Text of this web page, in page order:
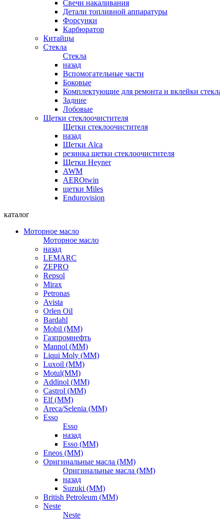
Свечи накаливания
Детали топливной аппаратуры
Форсунки
Карбюратор
Китайцы
Стекла
Стекла
назад
Вспомогательные части
Боковые
Комплектующие для ремонта и вклейки
Задние
Лобовые
Щетки стеклоочистителя
Щетки стеклоочистителя
назад
Щетки Alca
резинка щетки стеклоочистителя
Щетки Heyner
AWM
AEROtwin
щетки Miles
Endurovision
каталог
Моторное масло
Моторное масло
назад
LEMARC
ZEPRO
Repsol
Mirax
Petronas
Avista
Orlen Oil
Bardahl
Mobil (ММ)
Газпромнефть
Mannol (ММ)
Liqui Moly (ММ)
Luxoil (ММ)
Motul(ММ)
Addinol (ММ)
Castrol (ММ)
Elf (ММ)
Areca/Selenia (ММ)
Esso
Esso
назад
Esso (ММ)
Eneos (ММ)
Оригинальные масла (ММ)
Оригинальные масла (ММ)
назад
Suzuki (ММ)
British Petroleum (ММ)
Neste
Neste